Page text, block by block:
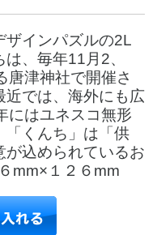
ザインパズルの2L
、毎年11月2、
唐津神社で開催さ
近では、海外にも広
にはユネスコ無形
「くんち」は「供
が込められているお
mm×１２６mm